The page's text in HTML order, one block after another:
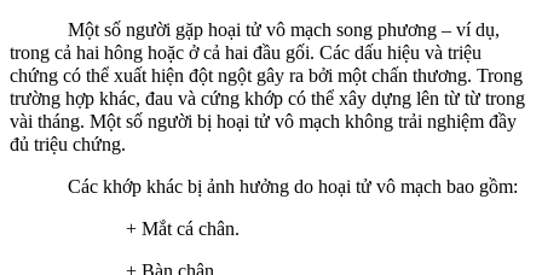
Một số người gặp hoại tử vô mạch song phương – ví dụ,
trong cả hai hông hoặc ở cả hai đầu gối. Các dấu hiệu và triệu
chứng có thể xuất hiện đột ngột gây ra bởi một chấn thương. Trong
trường hợp khác, đau và cứng khớp có thể xây dựng lên từ từ trong
vài tháng. Một số người bị hoại tử vô mạch không trải nghiệm đầy
đủ triệu chứng.
Các khớp khác bị ảnh hưởng do hoại tử vô mạch bao gồm:
+ Mắt cá chân.
+ Bàn chân.